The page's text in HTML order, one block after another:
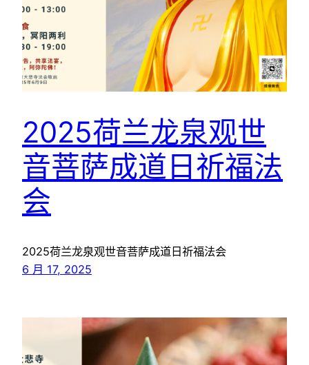
2025荷兰龙泉观世
音菩萨成道日祈福法
会
2025荷兰龙泉观世音菩萨成道日祈福法会
6 月 17, 2025